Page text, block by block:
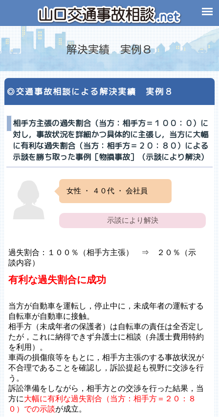
解決実績 実例８
◎交通事故相談による解決実績 実例８
相手方主張の過失割合（当方：相手方＝１００：０）に
対し，事故状況を詳細かつ具体的に主張し，当方に大幅
に有利な過失割合（当方：相手方＝２０：８０）による
示談を勝ち取った事例［物損事故］（示談により解決）
女性 ・ ４０代 ・ 会社員
示談により解決
過失割合：１００％（相手方主張） ⇒ ２０％（示
談内容）
有利な過失割合に成功
当方が自動車を運転し，停止中に，未成年者の運転する
自転車が自動車に接触。
相手方（未成年者の保護者）は自転車の責任は全否定し
たが，これに納得できず弁護士に相談（弁護士費用特約
を利用）。
車両の損傷痕等をもとに，相手方主張のする事故状況が
不合理であることを確認し，訴訟提起も視野に交渉を行
う。
訴訟準備をしながら，相手方との交渉を行った結果，当
方に大幅に有利な過失割合（当方：相手方＝２０：８
０）での示談が成立。